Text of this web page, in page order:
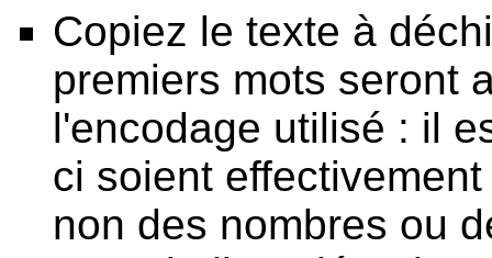
Copiez le texte à
premiers mots seront
l'encodage utilisé : il
ci soient
non des nombres ou